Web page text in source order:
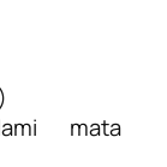
mata